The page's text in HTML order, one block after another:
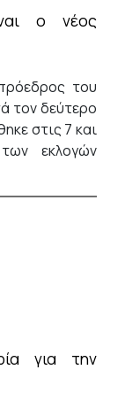
ο νέος
του
τον δεύτερο
στις 7 και
εκλογών
για την